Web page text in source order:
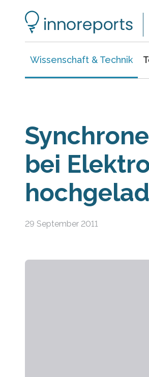
Wissenschaft & Technik
bei
29 September 2011